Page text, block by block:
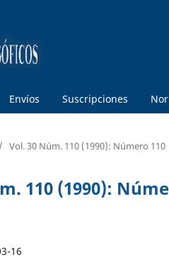
Envíos Suscripciones
/ Vol. 30 Núm. 110 (1990): Número 110
110 (1990):
16